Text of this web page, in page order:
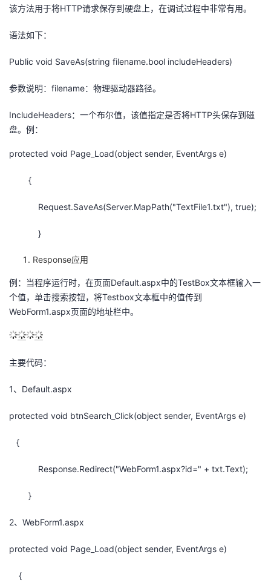
该方法用于将HTTP请求保存到硬盘上，在调试过程中非常有用。
语法如下：
Public void SaveAs(string filename.bool includeHeaders)
参数说明：filename：物理驱动器路径。
IncludeHeaders：一个布尔值，该值指定是否将HTTP头保存到磁
盘。例：
protected void Page_Load(object sender, EventArgs e)
{
Request.SaveAs(Server.MapPath("TextFile1.txt"), true);
}
Response应用
例：当程序运行时，在页面Default.aspx中的TestBox文本框输入一
个值，单击搜索按钮，将Testbox文本框中的值传到
WebForm1.aspx页面的地址栏中。
主要代码：
1、Default.aspx
protected void btnSearch_Click(object sender, EventArgs e)
{
Response.Redirect("WebForm1.aspx?id=" + txt.Text);
}
2、WebForm1.aspx
protected void Page_Load(object sender, EventArgs e)
{